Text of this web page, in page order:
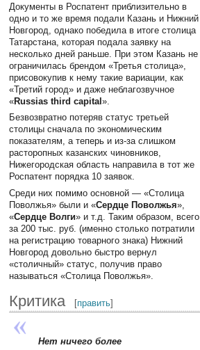
Документы в Роспатент приблизительно в
одно и то же время подали Казань и Нижний
Новгород, однако победила в итоге столица
Татарстана, которая подала заявку на
несколько дней раньше. При этом Казань не
ограничилась брендом «Третья столица»,
присовокупив к нему такие вариации, как
«Третий город» и даже неблагозвучное
«Russias third capital».
Безвозвратно потеряв статус третьей
столицы сначала по экономическим
показателям, а теперь и из-за слишком
расторопных казанских чиновников,
Нижегородская область направила в тот же
Роспатент порядка 10 заявок.
Среди них помимо основной — «Столица
Поволжья» были и «Сердце Поволжья»,
«Сердце Волги» и т.д. Таким образом, всего
за 200 тыс. руб. (именно столько потратили
на регистрацию товарного знака) Нижний
Новгород довольно быстро вернул
«столичный» статус, получив право
называться «Столица Поволжья».
Критика [править]
Нет ничего более